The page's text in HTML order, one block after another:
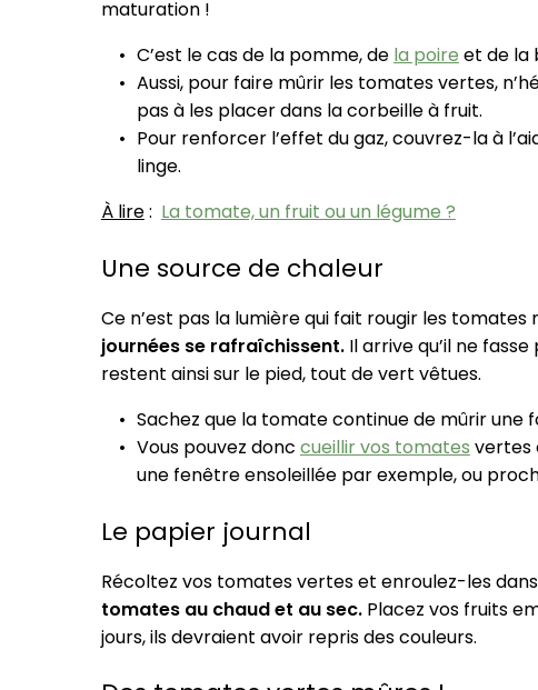
maturation !
C’est le cas de la pomme, de la poire et de la
Aussi, pour faire mûrir les tomates vertes,
pas à les placer dans la corbeille à fruit.
Pour renforcer l’effet du gaz, couvrez-la à
linge.
À lire: La tomate, un fruit ou un légume ?
Une source de chaleur
Ce n’est pas la lumière qui fait rougir les tomates
journées se rafraîchissent.Il arrive qu’il ne
restent ainsi sur le pied, tout de vert vêtues.
Sachez que la tomate continue de mûrir une
Vous pouvez donc cueillir vos tomates vertes
une fenêtre ensoleillée par exemple, ou
Le papier journal
Récoltez vos tomates vertes et enroulez-les
tomates au chaud et au sec.Placez vos fruits
jours, ils devraient avoir repris des couleurs.